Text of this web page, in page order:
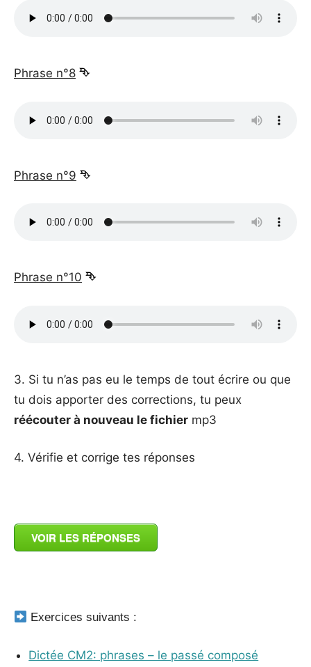
Phrase n°8 ⮷
Phrase n°9 ⮷
Phrase n°10 ⮷
3. Si tu n’as pas eu le temps de tout écrire ou que
tu dois apporter des corrections, tu peux
réécouter à nouveau le fichier mp3
4. Vérifie et corrige tes réponses
VOIR LES RÉPONSES
Exercices suivants :
Dictée CM2: phrases – le passé composé